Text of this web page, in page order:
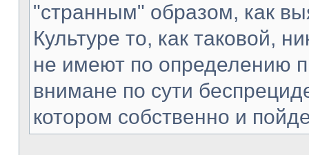
"странным" образом, как
Культуре то, как таковой,
не имеют по определению
внимане по сути
котором собственно и